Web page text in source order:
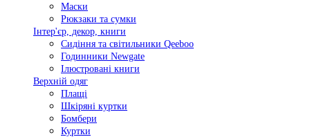
Маски
Рюкзаки та сумки
Інтер'єр, декор, книги
Сидіння та світильники Qeeboo
Годинники Newgate
Ілюстровані книги
Верхній одяг
Плащі
Шкіряні куртки
Бомбери
Куртки